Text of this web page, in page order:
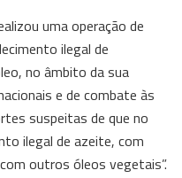
uma operação de
ilegal de
no âmbito da sua
e de combate às
suspeitas de que no
ilegal de azeite, com
outros óleos vegetais”.